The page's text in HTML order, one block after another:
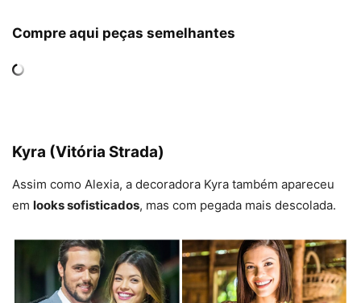
Compre aqui peças semelhantes
Kyra (Vitória Strada)
Assim como Alexia, a decoradora Kyra também apareceu
em looks sofisticados, mas com pegada mais descolada.